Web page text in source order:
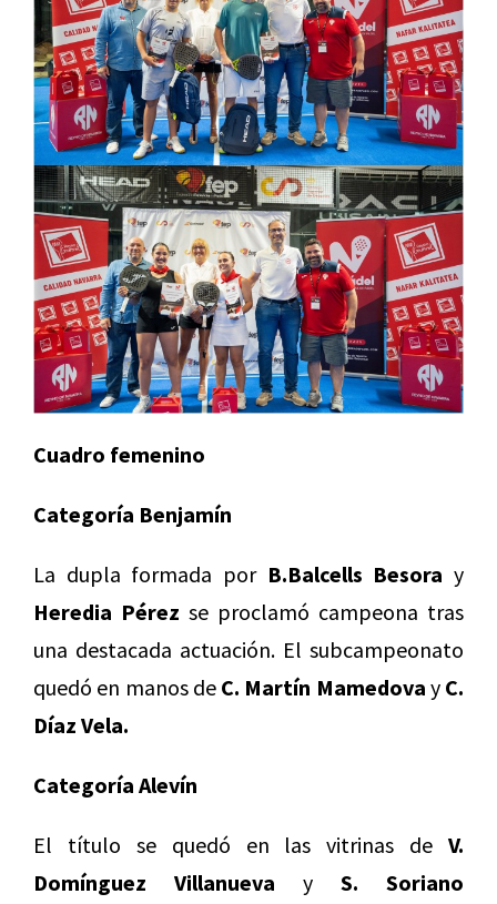
Cuadro femenino
Categoría Benjamín
La dupla formada porB.Balcells Besora y
Heredia Pérez se proclamó campeona tras
una destacada actuación. El subcampeonato
quedó en manos de C. Martín Mamedova y C.
Díaz Vela.
Categoría Alevín
El título se quedó en las vitrinas de V.
Domínguez Villanueva y S. Soriano